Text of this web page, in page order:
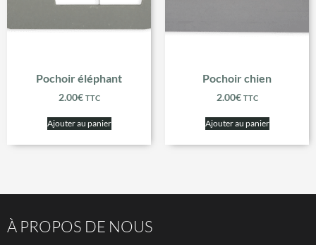
Pochoir éléphant
2.00€ TTC
Ajouter au panier
Pochoir chien
2.00€ TTC
Ajouter au panier
À PROPOS DE NOUS